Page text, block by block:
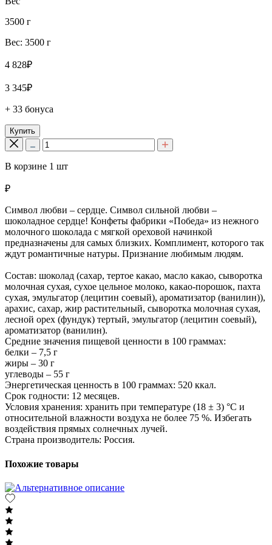
3500 г
Вес: 3500 г
4 828₽
3 345₽
+ 33 бонуса
Купить
В корзине 1 шт
₽
Символ любви – сердце. Символ сильной любви –
шоколадное сердце! Конфеты фабрики «Победа» из нежного
молочного шоколада с мягкой ореховой начинкой
предназначены для самых близких. Комплимент, которого так
ждут романтичные натуры. Признание любимым людям.
Состав: шоколад (сахар, тертое какао, масло какао, сыворотка
молочная сухая, сухое цельное молоко, какао-порошок, пахта
сухая, эмульгатор (лецитин соевый), ароматизатор (ванилин)),
арахис, сахар, жир растительный, сыворотка молочная сухая,
лесной орех (фундук) тертый, эмульгатор (лецитин соевый),
ароматизатор (ванилин).
Средние значения пищевой ценности в 100 граммах:
белки – 7,5 г
жиры – 30 г
углеводы – 55 г
Энергетическая ценность в 100 граммах: 520 ккал.
Срок годности: 12 месяцев.
Условия хранения: хранить при температуре (18 ± 3) °C и
относительной влажности воздуха не более 75 %. Избегать
воздействия прямых солнечных лучей.
Страна производитель: Россия.
Похожие товары